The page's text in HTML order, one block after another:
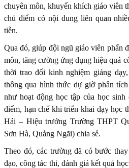
chuyên môn, khuyến khích giáo viên
chủ điểm có nội dung liên quan
tiễn.
Qua đó, giúp đội ngũ giáo viên phấn
môn, tăng cường ứng dụng hiệu quả
thời trao đổi kinh nghiệm giảng
thông qua hình thức dự giờ phân
như hoạt động học tập của học
điểm, hạn chế khi triển khai dạy học
Hải – Hiệu trưởng Trường THPT
Sơn Hà, Quảng Ngãi) chia sẻ.
Theo đó, các trường đã có bước
đạo, công tác thi, đánh giá kết quả